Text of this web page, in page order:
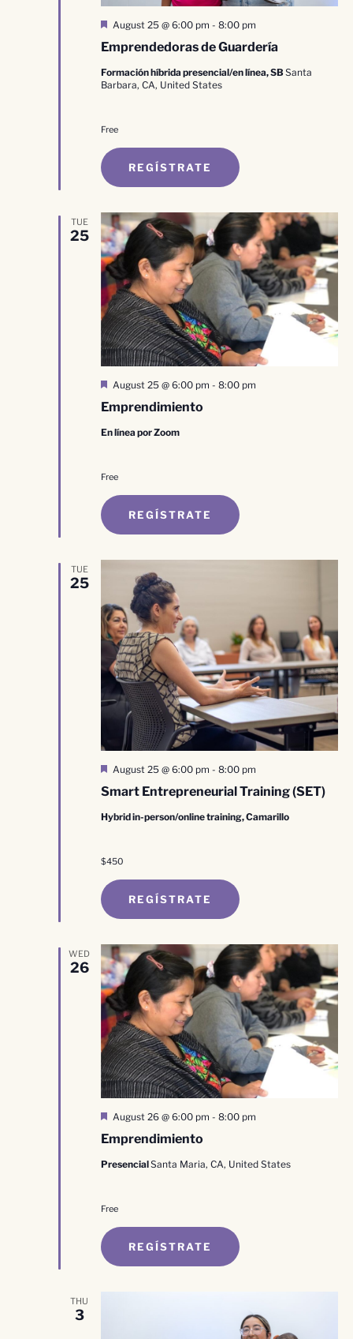
Emprendedoras de Guardería
Destacado
August 25 @ 6:00 pm - 8:00 pm
Formación híbrida presencial/en línea, SBSanta
Barbara, CA, United States
Free
REGÍSTRATE
TUE
25
Emprendimiento
Destacado
August 25 @ 6:00 pm - 8:00 pm
En línea por Zoom
Free
REGÍSTRATE
TUE
25
Smart Entrepreneurial Training (SET)
Destacado
August 25 @ 6:00 pm - 8:00 pm
Hybrid in-person/online training, Camarillo
$450
REGÍSTRATE
WED
26
Emprendimiento
Destacado
August 26 @ 6:00 pm - 8:00 pm
PresencialSanta Maria, CA, United States
Free
REGÍSTRATE
THU
3